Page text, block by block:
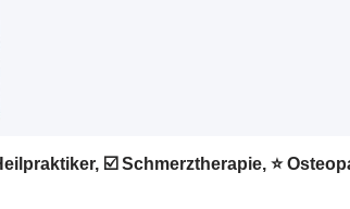
☑️ Schmerztherapie, ⭐